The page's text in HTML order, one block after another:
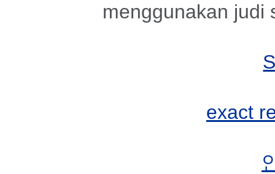
menggunakan judi
exact